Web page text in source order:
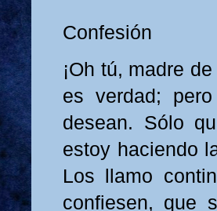
Confesión
¡Oh tú, madre
es verdad;
desean. Sólo
estoy haciendo
Los llamo
confiesen, que